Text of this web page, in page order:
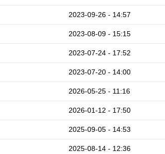
2023-09-26 - 14:57
2023-08-09 - 15:15
2023-07-24 - 17:52
2023-07-20 - 14:00
2026-05-25 - 11:16
2026-01-12 - 17:50
2025-09-05 - 14:53
2025-08-14 - 12:36